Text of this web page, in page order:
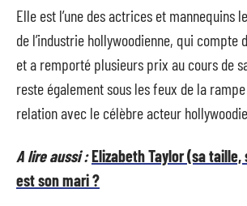
Elle est l’une des actrices et mannequins
de l’industrie hollywoodienne, qui compte
et a remporté plusieurs prix au cours de
reste également sous les feux de la
relation avec le célèbre acteur
A lire aussi :Elizabeth Taylor (sa taille,
est son mari ?